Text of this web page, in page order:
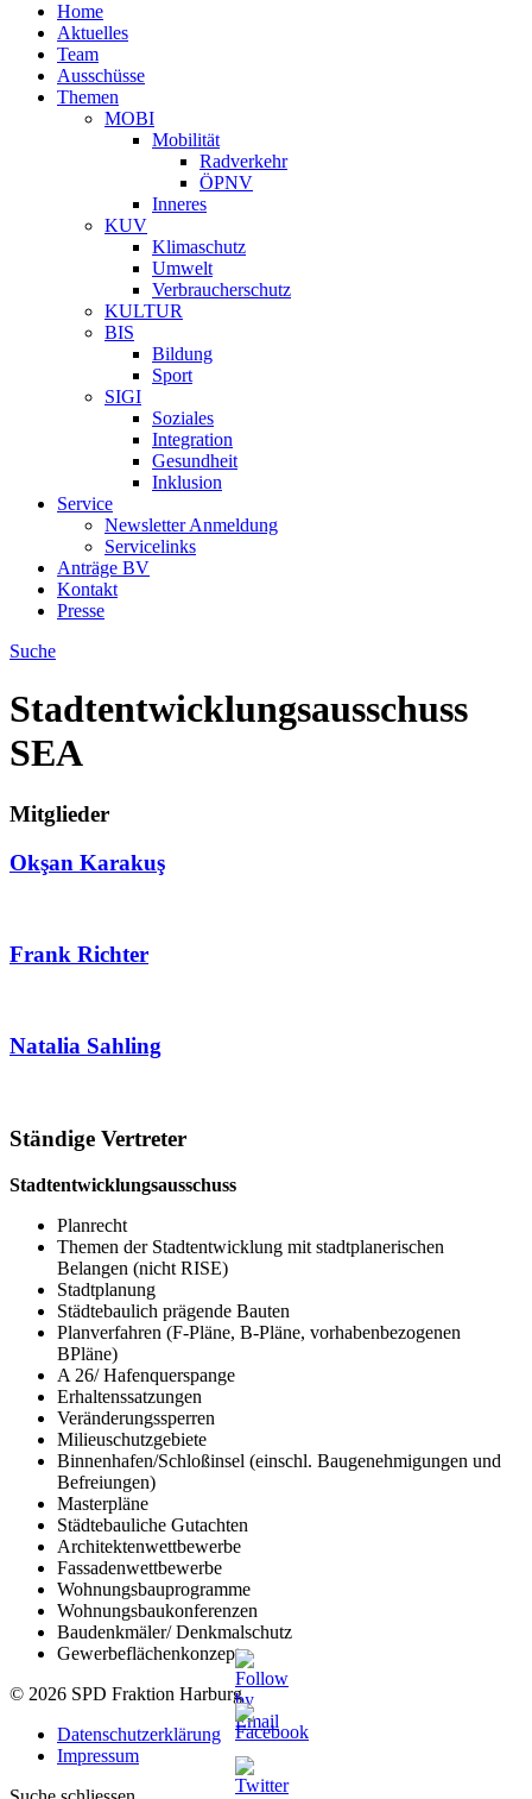
Home
Aktuelles
Team
Ausschüsse
Themen
MOBI
Mobilität
Radverkehr
ÖPNV
Inneres
KUV
Klimaschutz
Umwelt
Verbraucherschutz
KULTUR
BIS
Bildung
Sport
SIGI
Soziales
Integration
Gesundheit
Inklusion
Service
Newsletter Anmeldung
Servicelinks
Anträge BV
Kontakt
Presse
Suche
Stadtentwicklungsausschuss
SEA
Mitglieder
Okşan Karakuş
Frank Richter
Natalia Sahling
Ständige Vertreter
Stadtentwicklungsausschuss
Planrecht
Themen der Stadtentwicklung mit stadtplanerischen
Belangen (nicht RISE)
Stadtplanung
Städtebaulich prägende Bauten
Planverfahren (F-Pläne, B-Pläne, vorhabenbezogenen
BPläne)
A 26/ Hafenquerspange
Erhaltenssatzungen
Veränderungssperren
Milieuschutzgebiete
Binnenhafen/Schloßinsel (einschl. Baugenehmigungen und
Befreiungen)
Masterpläne
Städtebauliche Gutachten
Architektenwettbewerbe
Fassadenwettbewerbe
Wohnungsbauprogramme
Wohnungsbaukonferenzen
Baudenkmäler/ Denkmalschutz
Gewerbeflächenkonzepte
© 2026 SPD Fraktion Harburg
Datenschutzerklärung
Impressum